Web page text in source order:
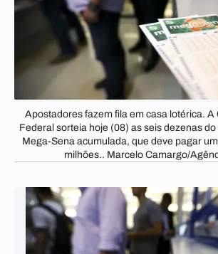
Apostadores fazem fila em casa lotérica. A
Federal sorteia hoje (08) as seis dezenas
Mega-Sena acumulada, que deve pagar
milhões.. Marcelo Camargo/